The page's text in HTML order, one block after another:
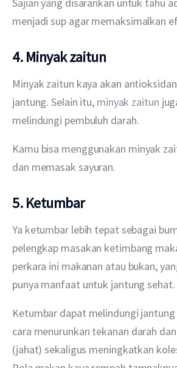
menjadi sup agar memaksimalkan
4. Minyak zaitun
Minyak zaitun kaya akan
jantung. Selain itu, minyak zaitun
melindungi pembuluh darah.
Kamu bisa menggunakan minyak
dan memasak sayuran.
5. Ketumbar
Ya ketumbar lebih tepat sebagai
pelengkap masakan ketimbang
perkara ini makanan atau bukan,
punya manfaat untuk jantung sehat.
Ketumbar dapat melindungi
cara menurunkan tekanan darah
(jahat) sekaligus meningkatkan